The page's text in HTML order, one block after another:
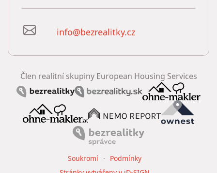
info@bezrealitky.cz
Člen realitní skupiny European Housing Services
Soukromí
Podmínky